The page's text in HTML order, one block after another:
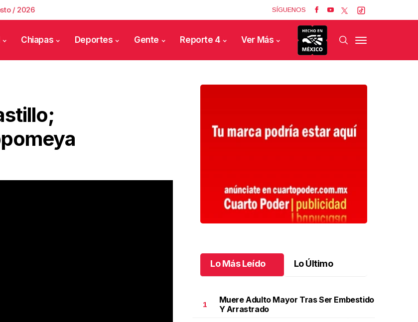
/ 2026 SÍGUENOS
Chiapas Deportes Gente Reporte 4 Ver Más
Lo Más Leído Lo Último
1
Muere Adulto Mayor Tras Ser Embestido
Y Arrastrado